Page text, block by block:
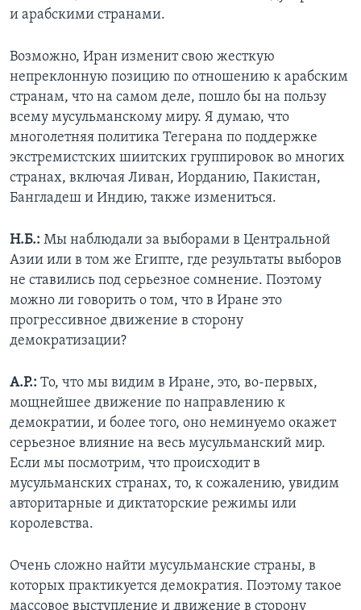
и арабскими странами.
Возможно, Иран изменит свою жесткую
непреклонную позицию по отношению к арабским
странам, что на самом деле, пошло бы на пользу
всему мусульманскому миру. Я думаю, что
многолетняя политика Тегерана по поддержке
экстремистских шиитских группировок во многих
странах, включая Ливан, Иорданию, Пакистан,
Бангладеш и Индию, также измениться.
Н.Б.: Мы наблюдали за выборами в Центральной
Азии или в том же Египте, где результаты выборов
не ставились под серьезное сомнение. Поэтому
можно ли говорить о том, что в Иране это
прогрессивное движение в сторону
демократизации?
А.Р.: То, что мы видим в Иране, это, во-первых,
мощнейшее движение по направлению к
демократии, и более того, оно неминуемо окажет
серьезное влияние на весь мусульманский мир.
Если мы посмотрим, что происходит в
мусульманских странах, то, к сожалению, увидим
авторитарные и диктаторские режимы или
королевства.
Очень сложно найти мусульманские страны, в
которых практикуется демократия. Поэтому такое
массовое выступление и движение в сторону